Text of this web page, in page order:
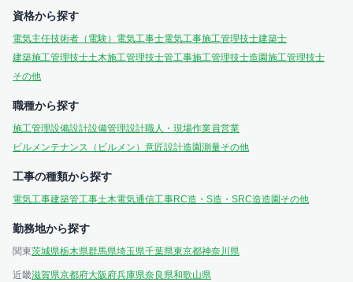
資格から探す
電気主任技術者（電験） 電気工事士電気工事施工管理技士建築士
建築施工管理技士土木施工管理技士管工事施工管理技士造園施工管理技士
その他
職種から探す
施工管理設備設計設備管理設計職人・現場作業員営業
ビルメンテナンス（ビルメン） 意匠設計造園測量その他
工事の種類から探す
電気工事建築管工事土木電気通信工事RC造・S造・SRC造造園 その他
勤務地から探す
関東茨城県栃木県群馬県埼玉県千葉県東京都神奈川県
近畿滋賀県京都府大阪府兵庫県奈良県和歌山県